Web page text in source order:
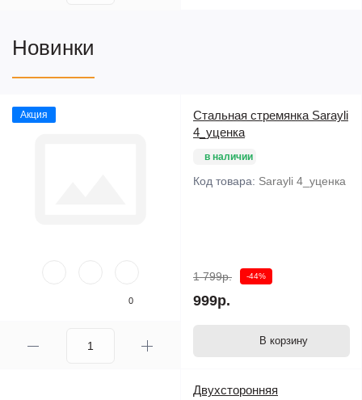
Новинки
Акция
0
Стальная стремянка Sarayli
4_уценка
в наличии
Код товара: Sarayli 4_уценка
1 799р. -44%
999р.
В корзину
Двухсторонняя